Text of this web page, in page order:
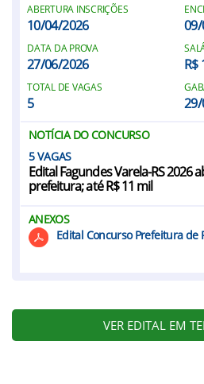
ABERTURA INSCRIÇÕES
10/04/2026
DATA DA PROVA
27/06/2026 R$
TOTAL DE VAGAS
5
NOTÍCIA DO CONCURSO
5
Edital Fagundes Varela-RS 2026
prefeitura; até R$ 11 mil
ANEXOS
Edital Concurso Prefeitura de
VER EDITAL EM